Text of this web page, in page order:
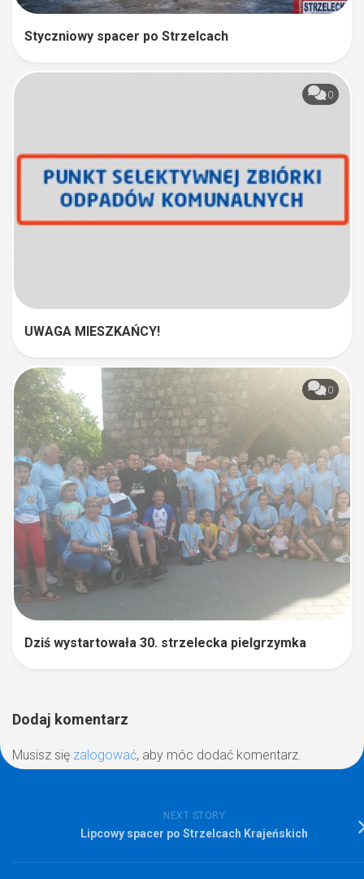
Styczniowy spacer po Strzelcach
0
UWAGA MIESZKAŃCY!
0
Dziś wystartowała 30. strzelecka pielgrzymka
Dodaj komentarz
Musisz się zalogować, aby móc dodać komentarz.
NEXT STORY
Lipcowy spacer po Strzelcach Krajeńskich